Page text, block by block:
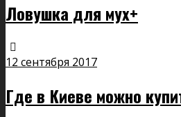
Ловушка для мух+
12 сентября 2017
Где в Киеве можно